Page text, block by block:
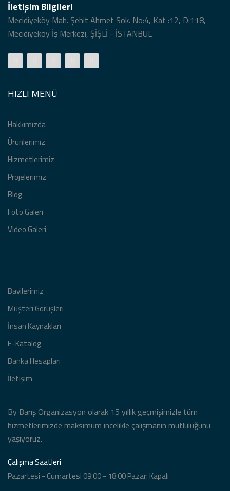
İletişim Bilgileri
Mecidiyeköy Mah. Şehit Ahmet Sok. No:4, Kat :12, D:118,
Mecidiyeköy İş Merkezi, ŞİŞLİ - İSTANBUL
HIZLI MENÜ
Hakkımızda
Ürünlerimiz
Hizmetlerimiz
Projelerimiz
Blog
Foto Galeri
Video Galeri
Bayilerimiz
Müşteri Görüşleri
İnsan Kaynakları
E-Katalog
Banka Hesapları
İletişim
By Barış Organizasyon olarak 15 yıllık geçmişimizle tüm
hizmetlerimizde maksimum incelikle çalışmanın mutluluğunu
yaşıyoruz.
Çalışma Saatleri
Pazartesi - Cumartesi 09:00 - 18:00 Pazar: Kapalı